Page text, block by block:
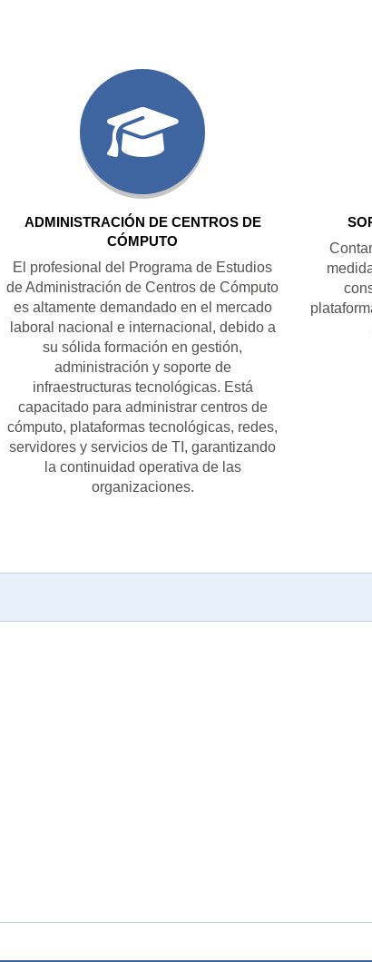
ADMINISTRACIÓN DE CENTROS DE
CÓMPUTO
El profesional del Programa de Estudios
de Administración de Centros de Cómputo
es altamente demandado en el mercado
laboral nacional e internacional, debido a
su sólida formación en gestión,
administración y soporte de
infraestructuras tecnológicas. Está
capacitado para administrar centros de
cómputo, plataformas tecnológicas, redes,
servidores y servicios de TI, garantizando
la continuidad operativa de las
organizaciones.